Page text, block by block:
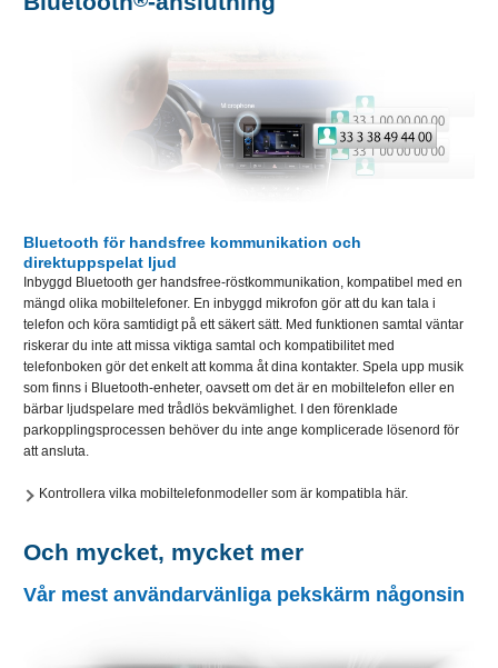
Bluetooth för handsfree kommunikation och
direktuppspelat ljud
Inbyggd Bluetooth ger handsfree-röstkommunikation, kompatibel med en
mängd olika mobiltelefoner. En inbyggd mikrofon gör att du kan tala i
telefon och köra samtidigt på ett säkert sätt. Med funktionen samtal väntar
riskerar du inte att missa viktiga samtal och kompatibilitet med
telefonboken gör det enkelt att komma åt dina kontakter. Spela upp musik
som finns i Bluetooth-enheter, oavsett om det är en mobiltelefon eller en
bärbar ljudspelare med trådlös bekvämlighet. I den förenklade
parkopplingsprocessen behöver du inte ange komplicerade lösenord för
att ansluta.
Kontrollera vilka mobiltelefonmodeller som är kompatibla här.
Och mycket, mycket mer
Vår mest användarvänliga pekskärm någonsin